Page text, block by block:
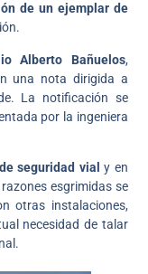
de un ejemplar de
Alberto Bañuelos,
una nota dirigida a
La notificación se
por la ingeniera
seguridad vial y en
esgrimidas se
otras instalaciones,
necesidad de talar